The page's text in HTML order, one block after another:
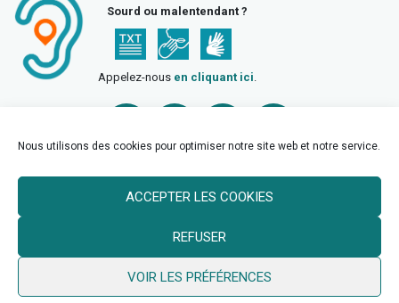
Nous utilisons des cookies pour optimiser notre site web et notre service.
ACCEPTER LES COOKIES
REFUSER
VOIR LES PRÉFÉRENCES
Sourd ou malentendant ?
Appelez-nous en cliquant ici.
© 2026 Ville de Billy Berclau —neoweb.fr